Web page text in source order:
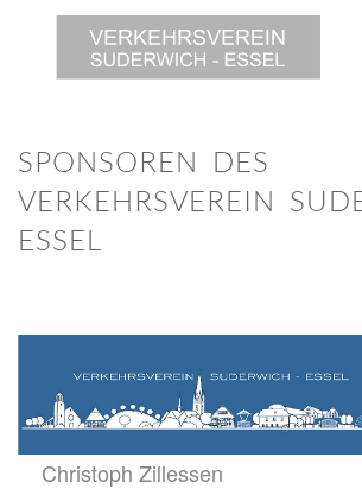
SPONSOREN DES
VERKEHRSVEREIN
ESSEL
Christoph Zillessen